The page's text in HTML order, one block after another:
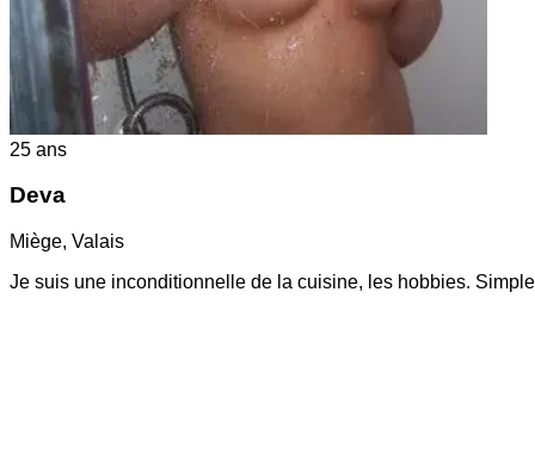
25 ans
Deva
Miège, Valais
Je suis une inconditionnelle de la cuisine, les hobbies.